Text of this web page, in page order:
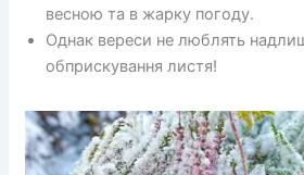
весною та в жарку погоду.
Однак вереси не люблять
обприскування листя!